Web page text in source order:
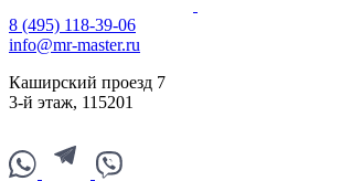
8 (495) 118-39-06
info@mr-master.ru
Каширский проезд 7
3-й этаж, 115201